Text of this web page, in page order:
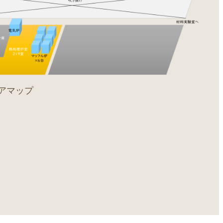
マップ